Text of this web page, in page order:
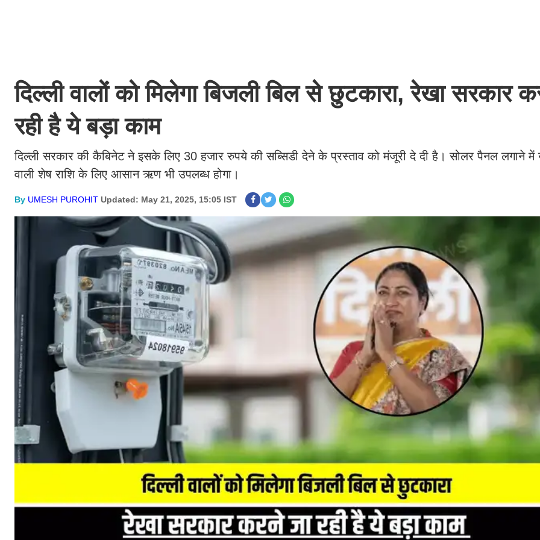
दिल्ली वालों को मिलेगा बिजली बिल से छुटकारा, रेखा सरकार
रही है ये बड़ा काम
दिल्ली सरकार की कैबिनेट ने इसके लिए 30 हजार रुपये की सब्सिडी देने के प्रस्ताव को मंजूरी दे दी है। सोलर पैनल लगाने में
वाली शेष राशि के लिए आसान ऋण भी उपलब्ध होगा।
By UMESH PUROHIT Updated: May 21, 2025, 15:05 IST